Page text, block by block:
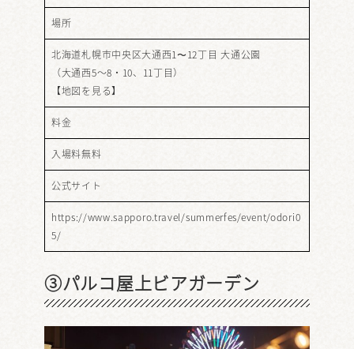
場所
北海道札幌市中央区大通西1〜12丁目 大通公園
（大通西5～8・10、11丁目）
【地図を見る】
料金
入場料無料
公式サイト
https://www.sapporo.travel/summerfes/event/odori0
5/
③パルコ屋上ビアガーデン